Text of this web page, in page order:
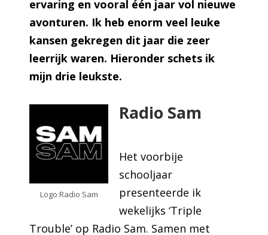
ervaring en vooral één jaar vol nieuwe
avonturen. Ik heb enorm veel leuke
kansen gekregen dit jaar die zeer
leerrijk waren. Hieronder schets ik
mijn drie leukste.
Logo Radio Sam
Radio Sam
Het voorbije
schooljaar
presenteerde ik
wekelijks ‘Triple
Trouble’ op Radio Sam. Samen met